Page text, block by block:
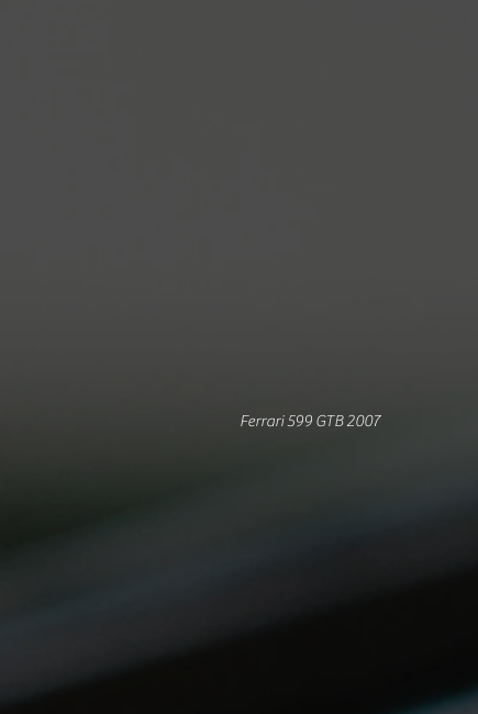
Ferrari 599 GTB 2007